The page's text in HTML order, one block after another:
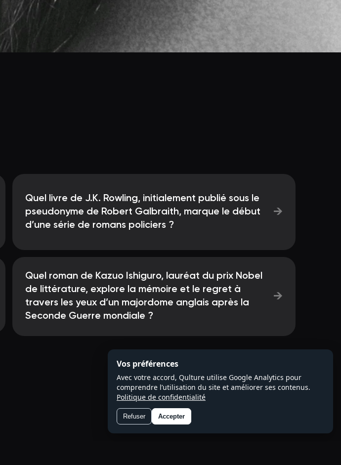
Quel livre de J.K. Rowling, initialement publié sous le
pseudonyme de Robert Galbraith, marque le début
d’une série de romans policiers ?
→
Quel roman de Kazuo Ishiguro, lauréat du prix Nobel
de littérature, explore la mémoire et le regret à
travers les yeux d’un majordome anglais après la
Seconde Guerre mondiale ?
→
Vos préférences
Avec votre accord, Qulture utilise Google Analytics pour
comprendre l’utilisation du site et améliorer ses contenus.
Politique de confidentialité
Refuser Accepter